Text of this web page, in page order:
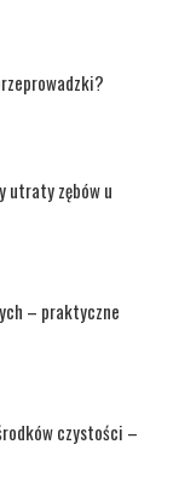
utraty zębów u
– praktyczne
czystości –